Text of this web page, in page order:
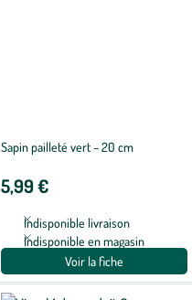
Sapin pailleté vert – 20 cm
5,99 €
Indisponible livraison
Indisponible en magasin
Voir la fiche